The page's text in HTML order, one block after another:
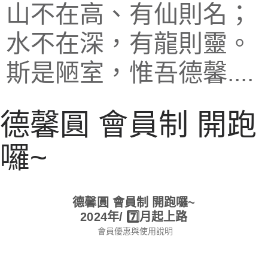
山不在高、有仙則名；
水不在深，有龍則靈。
斯是陋室，惟吾德馨....
德馨圓 會員制 開跑
囉~
德馨圓 會員制 開跑囉~
2024年/ 7️⃣月起上路
會員優惠與使用說明